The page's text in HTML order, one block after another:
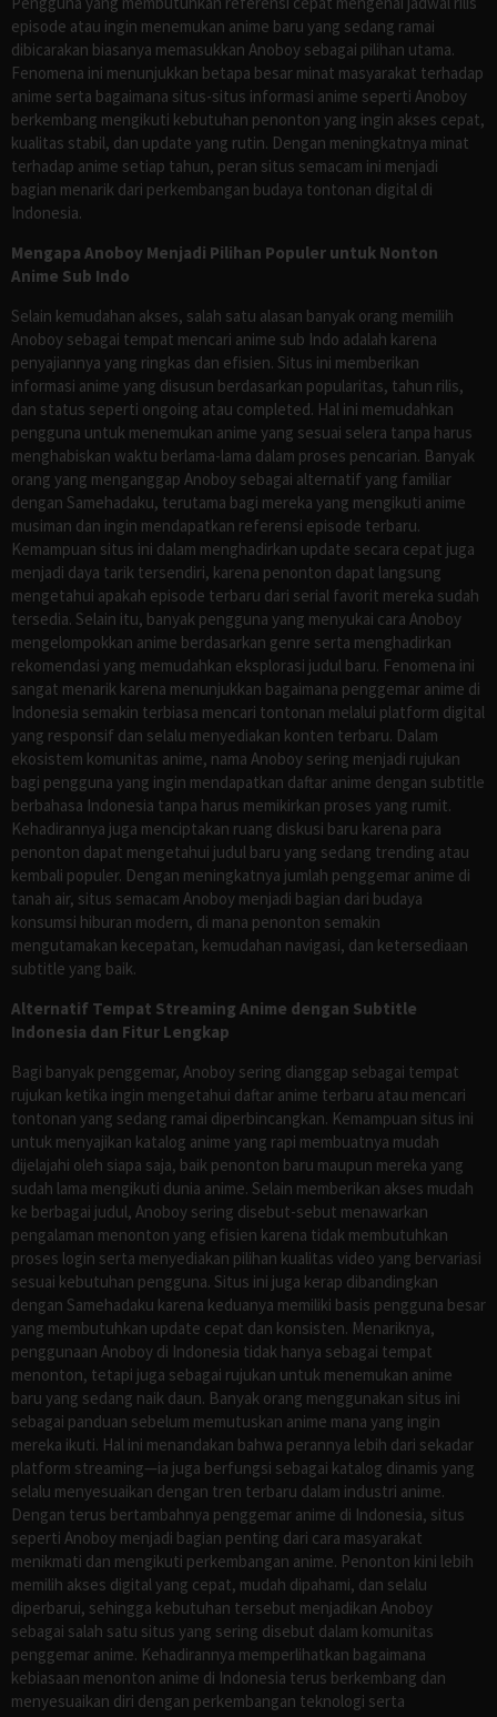
episode atau ingin menemukan anime baru yang sedang ramai
dibicarakan biasanya memasukkan Anoboy sebagai pilihan utama.
Fenomena ini menunjukkan betapa besar minat masyarakat terhadap
anime serta bagaimana situs-situs informasi anime seperti Anoboy
berkembang mengikuti kebutuhan penonton yang ingin akses cepat,
kualitas stabil, dan update yang rutin. Dengan meningkatnya minat
terhadap anime setiap tahun, peran situs semacam ini menjadi
bagian menarik dari perkembangan budaya tontonan digital di
Indonesia.
Mengapa Anoboy Menjadi Pilihan Populer untuk Nonton
Anime Sub Indo
Selain kemudahan akses, salah satu alasan banyak orang memilih
Anoboy sebagai tempat mencari anime sub Indo adalah karena
penyajiannya yang ringkas dan efisien. Situs ini memberikan
informasi anime yang disusun berdasarkan popularitas, tahun rilis,
dan status seperti ongoing atau completed. Hal ini memudahkan
pengguna untuk menemukan anime yang sesuai selera tanpa harus
menghabiskan waktu berlama-lama dalam proses pencarian. Banyak
orang yang menganggap Anoboy sebagai alternatif yang familiar
dengan Samehadaku, terutama bagi mereka yang mengikuti anime
musiman dan ingin mendapatkan referensi episode terbaru.
Kemampuan situs ini dalam menghadirkan update secara cepat juga
menjadi daya tarik tersendiri, karena penonton dapat langsung
mengetahui apakah episode terbaru dari serial favorit mereka sudah
tersedia. Selain itu, banyak pengguna yang menyukai cara Anoboy
mengelompokkan anime berdasarkan genre serta menghadirkan
rekomendasi yang memudahkan eksplorasi judul baru. Fenomena ini
sangat menarik karena menunjukkan bagaimana penggemar anime di
Indonesia semakin terbiasa mencari tontonan melalui platform digital
yang responsif dan selalu menyediakan konten terbaru. Dalam
ekosistem komunitas anime, nama Anoboy sering menjadi rujukan
bagi pengguna yang ingin mendapatkan daftar anime dengan subtitle
berbahasa Indonesia tanpa harus memikirkan proses yang rumit.
Kehadirannya juga menciptakan ruang diskusi baru karena para
penonton dapat mengetahui judul baru yang sedang trending atau
kembali populer. Dengan meningkatnya jumlah penggemar anime di
tanah air, situs semacam Anoboy menjadi bagian dari budaya
konsumsi hiburan modern, di mana penonton semakin
mengutamakan kecepatan, kemudahan navigasi, dan ketersediaan
subtitle yang baik.
Alternatif Tempat Streaming Anime dengan Subtitle
Indonesia dan Fitur Lengkap
Bagi banyak penggemar, Anoboy sering dianggap sebagai tempat
rujukan ketika ingin mengetahui daftar anime terbaru atau mencari
tontonan yang sedang ramai diperbincangkan. Kemampuan situs ini
untuk menyajikan katalog anime yang rapi membuatnya mudah
dijelajahi oleh siapa saja, baik penonton baru maupun mereka yang
sudah lama mengikuti dunia anime. Selain memberikan akses mudah
ke berbagai judul, Anoboy sering disebut-sebut menawarkan
pengalaman menonton yang efisien karena tidak membutuhkan
proses login serta menyediakan pilihan kualitas video yang bervariasi
sesuai kebutuhan pengguna. Situs ini juga kerap dibandingkan
dengan Samehadaku karena keduanya memiliki basis pengguna besar
yang membutuhkan update cepat dan konsisten. Menariknya,
penggunaan Anoboy di Indonesia tidak hanya sebagai tempat
menonton, tetapi juga sebagai rujukan untuk menemukan anime
baru yang sedang naik daun. Banyak orang menggunakan situs ini
sebagai panduan sebelum memutuskan anime mana yang ingin
mereka ikuti. Hal ini menandakan bahwa perannya lebih dari sekadar
platform streaming—ia juga berfungsi sebagai katalog dinamis yang
selalu menyesuaikan dengan tren terbaru dalam industri anime.
Dengan terus bertambahnya penggemar anime di Indonesia, situs
seperti Anoboy menjadi bagian penting dari cara masyarakat
menikmati dan mengikuti perkembangan anime. Penonton kini lebih
memilih akses digital yang cepat, mudah dipahami, dan selalu
diperbarui, sehingga kebutuhan tersebut menjadikan Anoboy
sebagai salah satu situs yang sering disebut dalam komunitas
penggemar anime. Kehadirannya memperlihatkan bagaimana
kebiasaan menonton anime di Indonesia terus berkembang dan
menyesuaikan diri dengan perkembangan teknologi serta